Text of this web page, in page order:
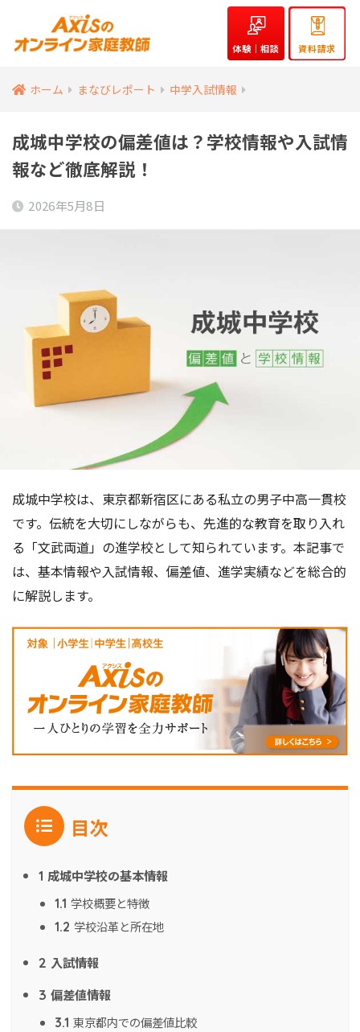
体験｜相談 資料請求
ホーム まなびレポート 中学入試情報
成城中学校の偏差値は？学校情報や入試情
報など徹底解説！
2026年5月8日
成城中学校は、東京都新宿区にある私立の男子中高一貫校
です。伝統を大切にしながらも、先進的な教育を取り入れ
る「文武両道」の進学校として知られています。本記事で
は、基本情報や入試情報、偏差値、進学実績などを総合的
に解説します。
目次
1 成城中学校の基本情報
1.1 学校概要と特徴
1.2 学校沿革と所在地
2 入試情報
3 偏差値情報
3.1 東京都内での偏差値比較